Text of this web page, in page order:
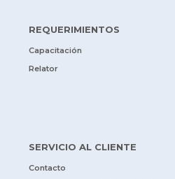
REQUERIMIENTOS
Capacitación
Relator
SERVICIO AL CLIENTE
Contacto